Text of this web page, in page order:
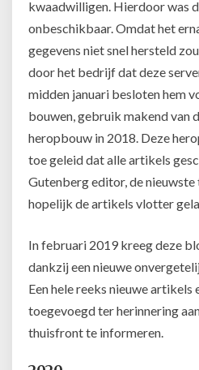
kwaadwilligen. Hierdoor was
onbeschikbaar. Omdat het
gegevens niet snel hersteld
door het bedrijf dat deze
midden januari besloten hem
bouwen, gebruik makend van
heropbouw in 2018. Deze
toe geleid dat alle artikels
Gutenberg editor, de
hopelijk de artikels vlotter
In februari 2019 kreeg deze
dankzij een nieuwe
Een hele reeks nieuwe artikels
toegevoegd ter herinnering
thuisfront te informeren.